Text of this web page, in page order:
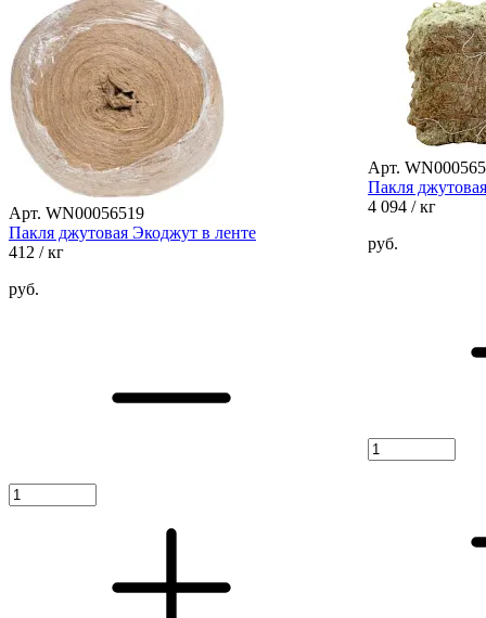
Арт. WN00056519
Пакля джутовая Экоджут в ленте
412 / кг
руб.
Арт.
Пакля
4 094 / кг
руб.